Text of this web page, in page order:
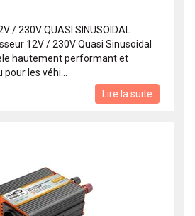
/ 230V QUASI SINUSOIDAL
12V / 230V Quasi Sinusoidal
hautement performant et
les véhi...
Lire la suite